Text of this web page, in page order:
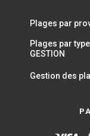
Plages par
Plages par type
GESTION
Gestion des